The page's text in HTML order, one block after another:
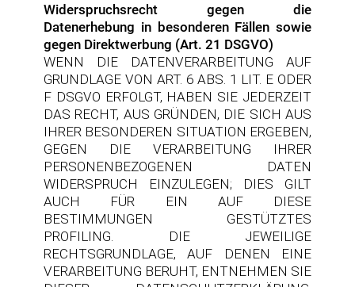
Widerspruchsrecht gegen die
Datenerhebung in besonderen Fällen sowie
gegen Direktwerbung (Art. 21 DSGVO)
WENN DIE DATENVERARBEITUNG AUF
GRUNDLAGE VON ART. 6 ABS. 1 LIT. E ODER
F DSGVO ERFOLGT, HABEN SIE JEDERZEIT
DAS RECHT, AUS GRÜNDEN, DIE SICH AUS
IHRER BESONDEREN SITUATION ERGEBEN,
GEGEN DIE VERARBEITUNG IHRER
PERSONENBEZOGENEN DATEN
WIDERSPRUCH EINZULEGEN; DIES GILT
AUCH FÜR EIN AUF DIESE
BESTIMMUNGEN GESTÜTZTES
PROFILING. DIE JEWEILIGE
RECHTSGRUNDLAGE, AUF DENEN EINE
VERARBEITUNG BERUHT, ENTNEHMEN SIE